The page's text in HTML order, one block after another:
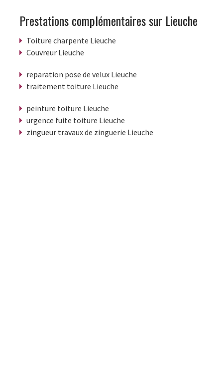
Prestations complémentaires sur Lieuche
Toiture charpente Lieuche
Couvreur Lieuche
reparation pose de velux Lieuche
traitement toiture Lieuche
peinture toiture Lieuche
urgence fuite toiture Lieuche
zingueur travaux de zinguerie Lieuche